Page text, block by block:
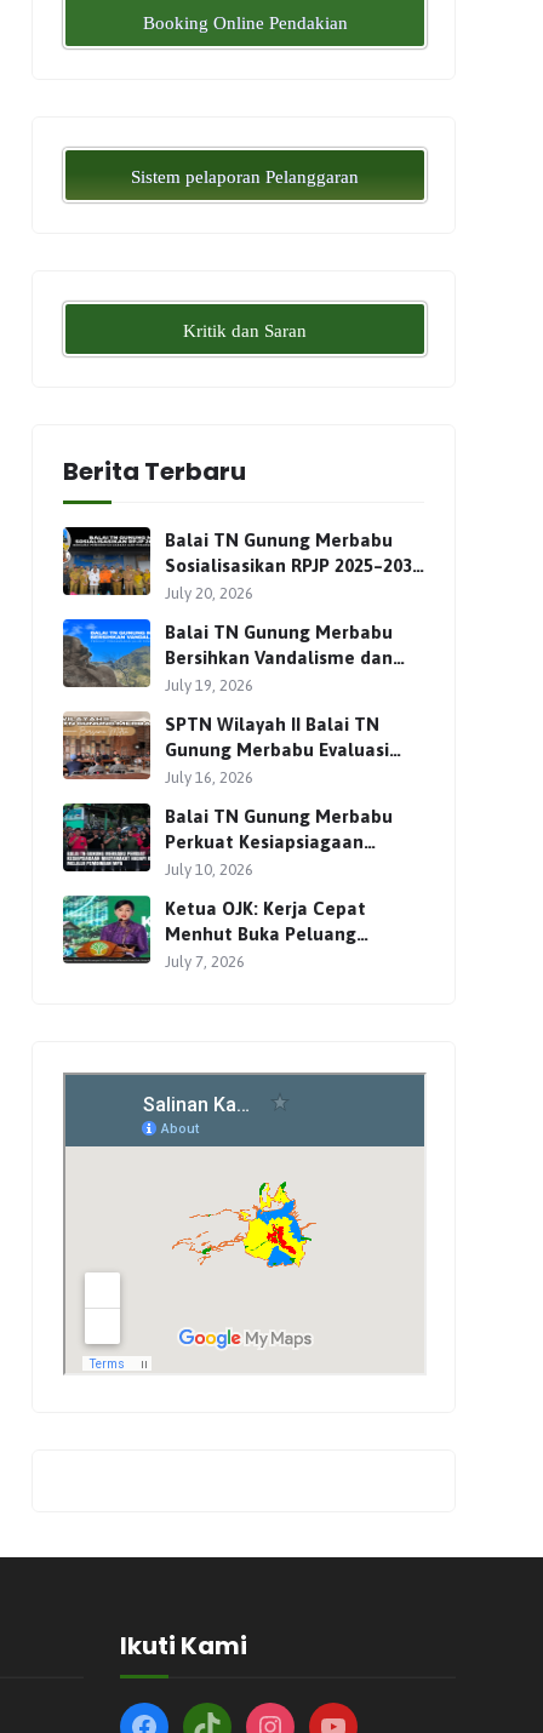
Booking Online Pendakian
Sistem pelaporan Pelanggaran
Kritik dan Saran
Berita Terbaru
Balai TN Gunung Merbabu
Sosialisasikan RPJP 2025–2034
Bersama Para Pemangku
July 20, 2026
Balai TN Gunung Merbabu
Bersihkan Vandalisme dan
Perkuat Pengamanan Jalur
July 19, 2026
SPTN Wilayah II Balai TN
Gunung Merbabu Evaluasi
Pengelolaan Wisata
July 16, 2026
Balai TN Gunung Merbabu
Perkuat Kesiapsiagaan
Masyarakat Hadapi Karhutla
July 10, 2026
Ketua OJK: Kerja Cepat
Menhut Buka Peluang
Investasi Global lewat
July 7, 2026
Ikuti Kami